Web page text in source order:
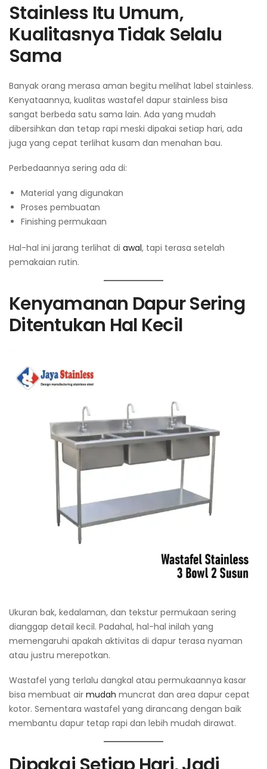
Stainless Itu Umum,
Kualitasnya Tidak Selalu
Sama
Banyak orang merasa aman begitu melihat label stainless.
Kenyataannya, kualitas wastafel dapur stainless bisa
sangat berbeda satu sama lain. Ada yang mudah
dibersihkan dan tetap rapi meski dipakai setiap hari, ada
juga yang cepat terlihat kusam dan menahan bau.
Perbedaannya sering ada di:
Material yang digunakan
Proses pembuatan
Finishing permukaan
Hal-hal ini jarang terlihat di awal, tapi terasa setelah
pemakaian rutin.
Kenyamanan Dapur Sering
Ditentukan Hal Kecil
Ukuran bak, kedalaman, dan tekstur permukaan sering
dianggap detail kecil. Padahal, hal-hal inilah yang
memengaruhi apakah aktivitas di dapur terasa nyaman
atau justru merepotkan.
Wastafel yang terlalu dangkal atau permukaannya kasar
bisa membuat air mudah muncrat dan area dapur cepat
kotor. Sementara wastafel yang dirancang dengan baik
membantu dapur tetap rapi dan lebih mudah dirawat.